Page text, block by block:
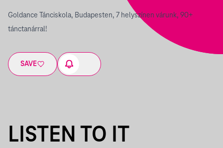
Goldance Tánciskola, Budapesten, 7 helyszínen várunk, 90+
tánctanárral!
SAVE
LISTEN TO IT